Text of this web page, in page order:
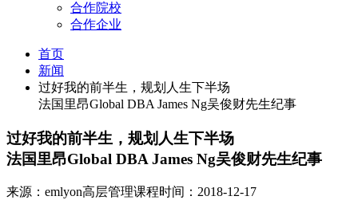
合作院校
合作企业
首页
新闻
过好我的前半生，规划人生下半场
法国里昂Global DBA James Ng吴俊财先生纪事
过好我的前半生，规划人生下半场
法国里昂Global DBA James Ng吴俊财先生纪事
来源：emlyon高层管理课程时间：2018-12-17